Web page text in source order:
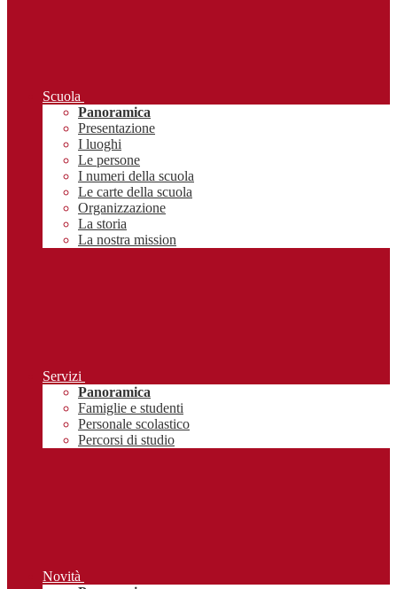
Scuola
Panoramica
Presentazione
I luoghi
Le persone
I numeri della scuola
Le carte della scuola
Organizzazione
La storia
La nostra mission
Servizi
Panoramica
Famiglie e studenti
Personale scolastico
Percorsi di studio
Novità